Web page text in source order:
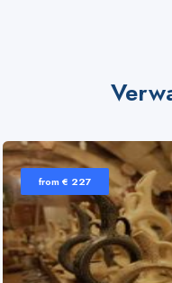
from € 227